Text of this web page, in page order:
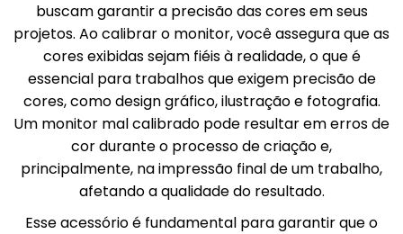
buscam garantir a precisão das cores em seus
projetos. Ao calibrar o monitor, você assegura que as
cores exibidas sejam fiéis à realidade, o que é
essencial para trabalhos que exigem precisão de
cores, como design gráfico, ilustração e fotografia.
Um monitor mal calibrado pode resultar em erros de
cor durante o processo de criação e,
principalmente, na impressão final de um trabalho,
afetando a qualidade do resultado.
Esse acessório é fundamental para garantir que o